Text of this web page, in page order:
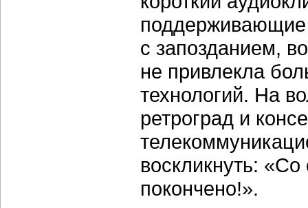
поддерживающие
с запозданием,
не привлекла
технологий. На
ретроград и
воскликнуть:
покончено!».